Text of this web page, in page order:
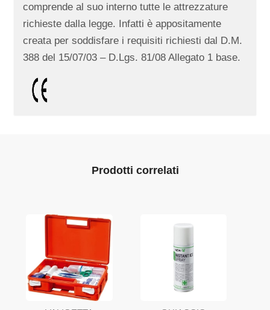
comprende al suo interno tutte le attrezzature
richieste dalla legge. Infatti è appositamente
creata per soddisfare i requisiti richiesti dal D.M.
388 del 15/07/03 – D.Lgs. 81/08 Allegato 1 base.
Prodotti correlati